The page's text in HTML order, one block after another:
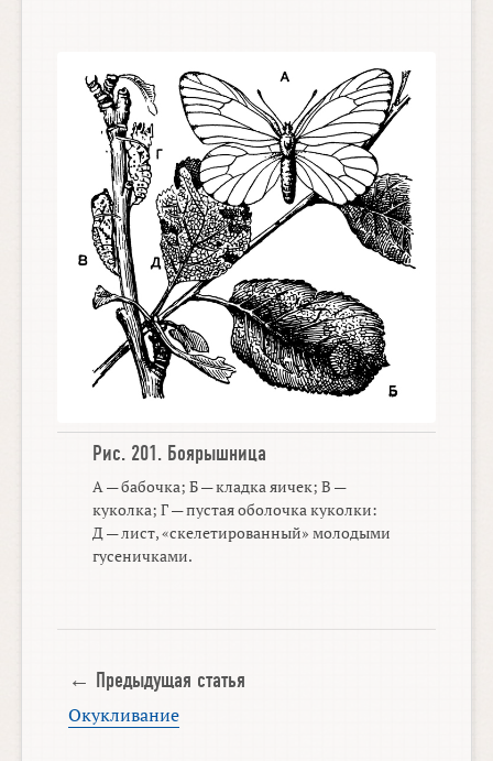
Рис. 201. Боярышница
А — бабочка; Б — кладка яичек; В —
куколка; Г — пустая оболочка куколки:
Д — лист, «скелетированный» молодыми
гусеничками.
← Предыдущая статья
Окукливание